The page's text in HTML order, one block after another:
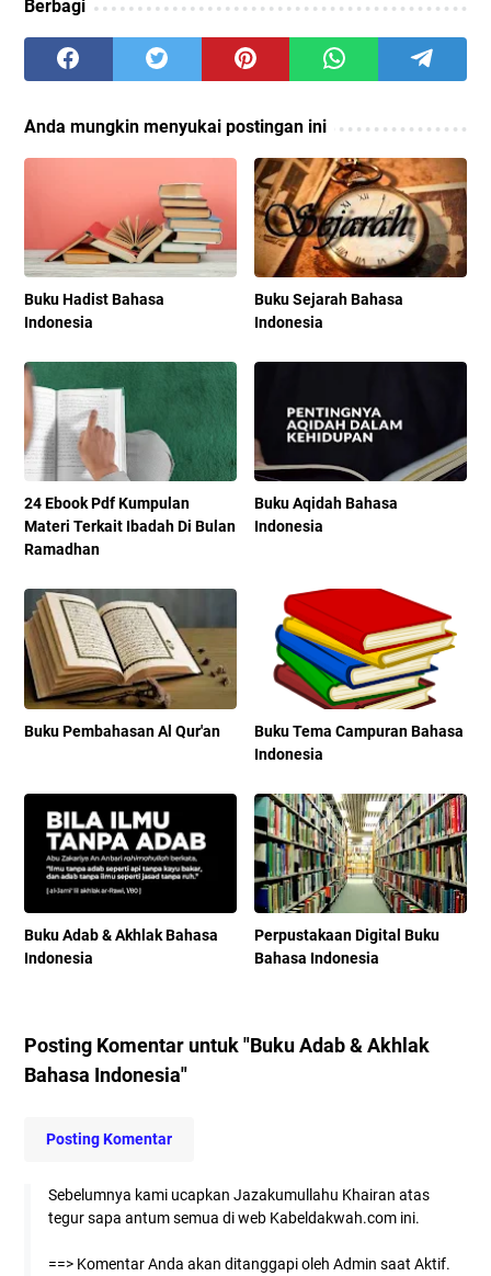
Berbagi
Anda mungkin menyukai postingan ini
Buku Hadist Bahasa
Indonesia
Buku Sejarah Bahasa
Indonesia
24 Ebook Pdf Kumpulan
Materi Terkait Ibadah Di Bulan
Ramadhan
Buku Aqidah Bahasa
Indonesia
Buku Pembahasan Al Qur'an
Buku Tema Campuran Bahasa
Indonesia
Buku Adab & Akhlak Bahasa
Indonesia
Perpustakaan Digital Buku
Bahasa Indonesia
Posting Komentar untuk "Buku Adab & Akhlak
Bahasa Indonesia"
Posting Komentar
Sebelumnya kami ucapkan Jazakumullahu Khairan atas
tegur sapa antum semua di web Kabeldakwah.com ini.
==> Komentar Anda akan ditanggapi oleh Admin saat Aktif.